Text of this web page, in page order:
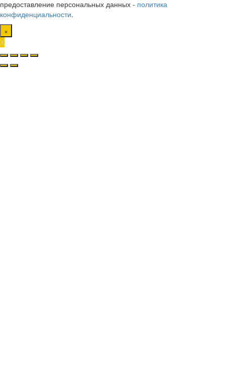
предоставление персональных данных - политика
конфиденциальности.
×
X